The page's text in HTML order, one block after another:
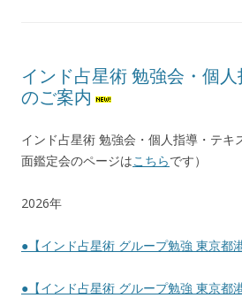
インド占星術 勉強会・個
のご案内
インド占星術 勉強会・個人指導・テ
面鑑定会のページはこちらです）
2026年
●【インド占星術 グループ勉強 東京都
●【インド占星術 グループ勉強 東京都